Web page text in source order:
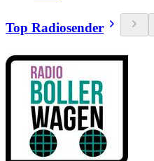
Top Radiosender